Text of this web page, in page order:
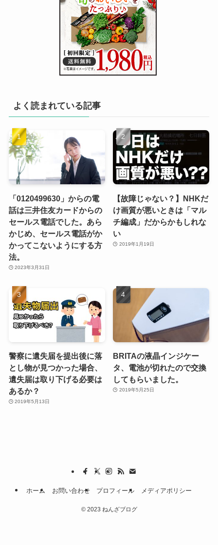
よく読まれている記事
「0120499630」からの電
話は三井住友カードからの
セールス電話でした。あら
かじめ、セールス電話がか
かってこないようにする方
法。
2023年3月31日
【故障じゃない？】NHKだ
け画質が悪いときは「マル
チ編成」だからかもしれな
い
2019年1月19日
警察に遺失届を提出後に落
とし物が見つかった場合、
遺失届は取り下げる必要は
あるか？
2019年5月13日
BRITAの液晶インジケー
タ、電池が切れたので交換
してもらいました。
2019年5月25日
ホーム お問い合わせ プロフィール メディアポリシー
©2023 ねんざブログ